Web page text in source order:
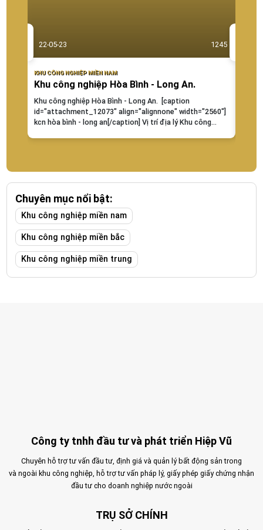
22-05-23 1245
KHU CÔNG NGHIỆP MIỀN NAM
Khu công nghiệp Hòa Bình - Long An.
Khu công nghiệp Hòa Bình - Long An. [caption
id="attachment_12073" align="alignnone" width="2560"]
kcn hòa bình - long an[/caption] Vị trí địa lý Khu công
Chuyên mục nổi bật:
Khu công nghiệp miền nam
Khu công nghiệp miền bắc
Khu công nghiệp miền trung
Công ty tnhh đầu tư và phát triển Hiệp Vũ
Chuyên hỗ trợ tư vấn đầu tư, định giá và quản lý bất động sản trong
và ngoài khu công nghiệp, hỗ trợ tư vấn pháp lý, giấy phép giấy chứng nhận
đầu tư cho doanh nghiệp nước ngoài
TRỤ SỞ CHÍNH